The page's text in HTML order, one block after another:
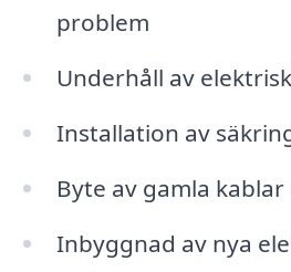
problem
Underhåll av
Installation av
Byte av gamla
Inbyggnad av nya